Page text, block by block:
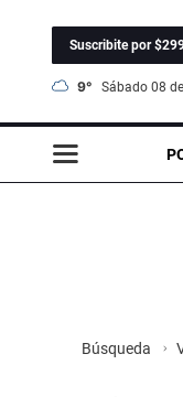
Suscribite por
9° sábado 08
Búsqueda